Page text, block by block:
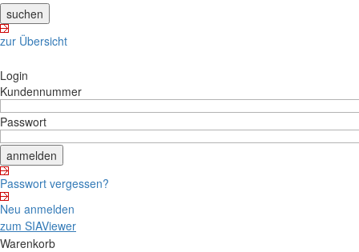
zur Übersicht
Login
Kundennummer
Passwort
Passwort vergessen?
Neu anmelden
zum SIAViewer
Warenkorb